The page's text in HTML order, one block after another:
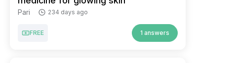
Pari 234 days ago
FREE 1 answers